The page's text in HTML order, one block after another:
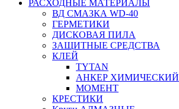
РАСХОДНЫЕ МАТЕРИАЛЫ
ВД СМАЗКА WD-40
ГЕРМЕТИКИ
ДИСКОВАЯ ПИЛА
ЗАЩИТНЫЕ СРЕДСТВА
КЛЕЙ
TYTAN
АНКЕР ХИМИЧЕСКИЙ
МОМЕНТ
КРЕСТИКИ